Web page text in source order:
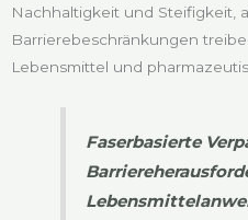
Nachhaltigkeit und Steifigkeit,
Barrierebeschränkungen
Lebensmittel und
Faserbasierte